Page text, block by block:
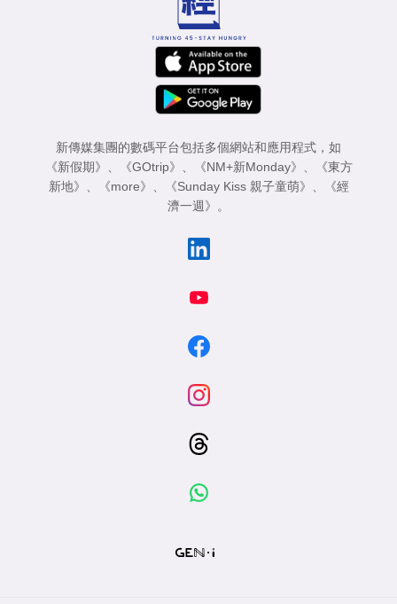
新傳媒集團的數碼平台包括多個網站和應用程式，如
《新假期》 、 《GOtrip》 、 《NM+新Monday》 、
《東方
新地》 、 《more》 、 《Sunday Kiss 親子童萌》 、
《經
濟一週》 。